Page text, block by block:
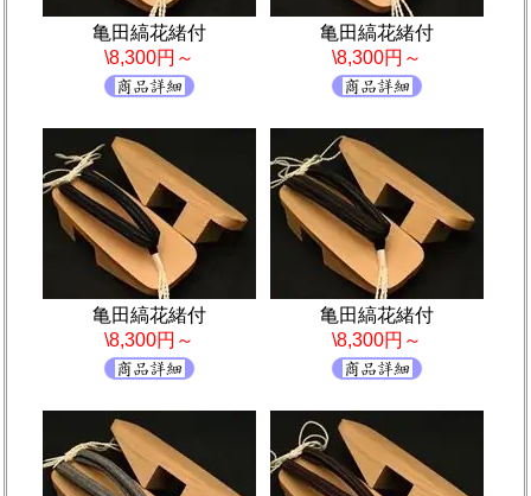
亀田縞花緒付
\8,300円～
亀田縞花緒付
\8,300円～
亀田縞花緒付
\8,300円～
亀田縞花緒付
\8,300円～